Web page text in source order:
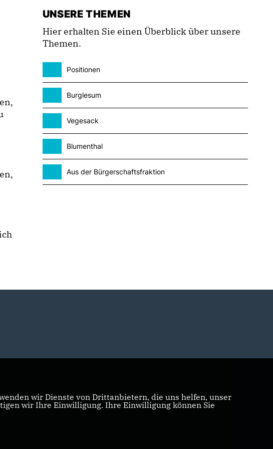
UNSERE THEMEN
Hier erhalten Sie einen Überblick über unsere
Themen.
Positionen
Burglesum
Vegesack
Blumenthal
Aus der Bürgerschaftsfraktion
wir Dienste von Drittanbietern, die uns helfen, unser
wir Ihre Einwilligung. Ihre Einwilligung können Sie